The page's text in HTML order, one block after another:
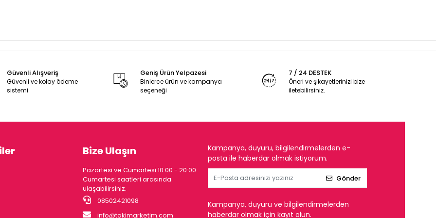
Güvenli Alışveriş
Güvenli ve kolay ödeme
sistemi
Geniş Ürün Yelpazesi
Binlerce ürün ve kampanya
seçeneği
7 / 24 DESTEK
Öneri ve şikayetlerinizi bize
iletebilirsiniz.
Bize Ulaşın
Pazartesi ve Cumartesi 10:00 - 20:00
Cumartesi saatleri arasında
ulaşabilirsiniz.
08502421098
info@takimarketim.com
Kampanya, duyuru, bilgilendirmelerden e-
posta ile haberdar olmak istiyorum.
Gönder
Kampanya, duyuru ve bilgilendirmelerden
haberdar olmak için kayıt olun.